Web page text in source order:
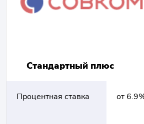
Стандартный плюс
Процентная ставка от